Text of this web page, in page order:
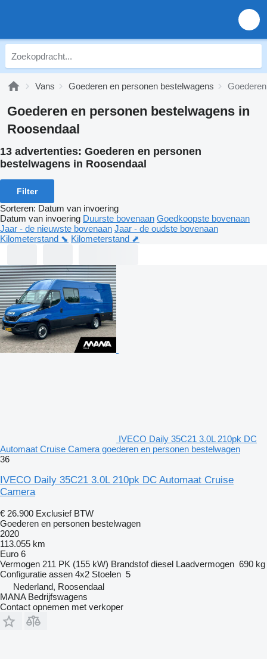
Vans Goederen en personen bestelwagens
Goederen en personen bestelwagens in
Roosendaal
13 advertenties: Goederen en personen
bestelwagens in Roosendaal
Filter
Sorteren: Datum van invoering
Datum van invoering Duurste bovenaan Goedkoopste bovenaan
Jaar - de nieuwste bovenaan Jaar - de oudste bovenaan
Kilometerstand ⬊ Kilometerstand ⬈
IVECO Daily 35C21 3.0L 210pk DC
Automaat Cruise Camera goederen en personen bestelwagen
36
IVECO Daily 35C21 3.0L 210pk DC Automaat Cruise
Camera
€ 26.900 Exclusief BTW
Goederen en personen bestelwagen
2020
113.055 km
Euro 6
Vermogen 211 PK (155 kW) Brandstof diesel Laadvermogen 690 kg
Configuratie assen 4x2 Stoelen 5
Nederland, Roosendaal
MANA Bedrijfswagens
Contact opnemen met verkoper